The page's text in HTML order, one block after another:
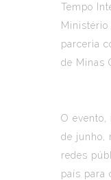
Tempo
Ministério
parceria
de Minas
O evento,
de junho,
redes
país para